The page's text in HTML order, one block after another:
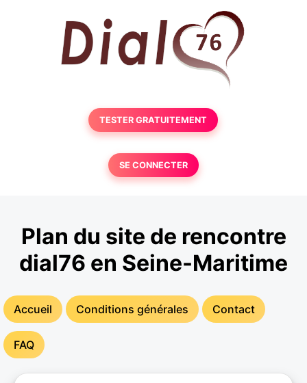
TESTER GRATUITEMENT
SE CONNECTER
Plan du site de rencontre
dial76 en Seine-Maritime
Accueil Conditions générales Contact
FAQ